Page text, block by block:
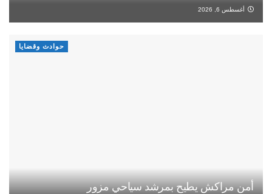
أغسطس 6, 2026
حوادث وقضايا
أمن مراكش يطيح بمرشد سياحي مزور